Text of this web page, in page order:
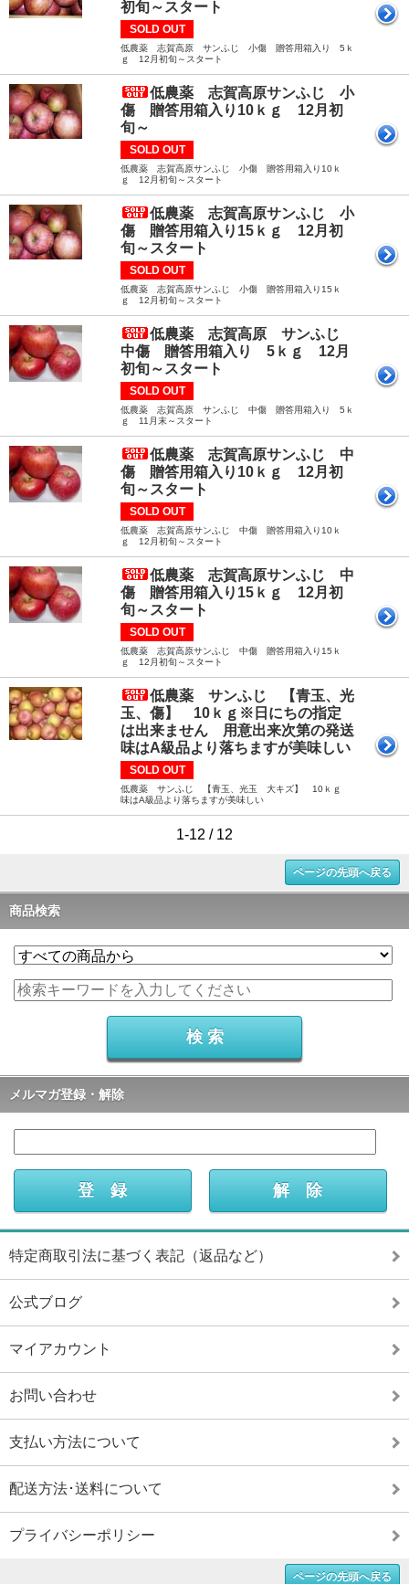
初旬～スタート
SOLD OUT
低農薬 志賀高原 サンふじ 小傷 贈答用箱入り 5ｋ
ｇ 12月初旬～スタート
低農薬 志賀高原サンふじ 小
傷 贈答用箱入り10ｋｇ 12月初
旬～
SOLD OUT
低農薬 志賀高原サンふじ 小傷 贈答用箱入り10ｋ
ｇ 12月初旬～スタート
低農薬 志賀高原サンふじ 小
傷 贈答用箱入り15ｋｇ 12月初
旬～スタート
SOLD OUT
低農薬 志賀高原サンふじ 小傷 贈答用箱入り15ｋ
ｇ 12月初旬～スタート
低農薬 志賀高原 サンふじ
中傷 贈答用箱入り 5ｋｇ 12月
初旬～スタート
SOLD OUT
低農薬 志賀高原 サンふじ 中傷 贈答用箱入り 5ｋ
ｇ 11月末～スタート
低農薬 志賀高原サンふじ 中
傷 贈答用箱入り10ｋｇ 12月初
旬～スタート
SOLD OUT
低農薬 志賀高原サンふじ 中傷 贈答用箱入り10ｋ
ｇ 12月初旬～スタート
低農薬 志賀高原サンふじ 中
傷 贈答用箱入り15ｋｇ 12月初
旬～スタート
SOLD OUT
低農薬 志賀高原サンふじ 中傷 贈答用箱入り15ｋ
ｇ 12月初旬～スタート
低農薬 サンふじ 【青玉、光
玉、傷】 10ｋｇ※日にちの指定
は出来ません 用意出来次第の発送
味はA級品より落ちますが美味しい
SOLD OUT
低農薬 サンふじ 【青玉、光玉 大キズ】 10ｋｇ
味はA級品より落ちますが美味しい
1-12 / 12
ページの先頭へ戻る
商品検索
メルマガ登録・解除
特定商取引法に基づく表記（返品など）
公式ブログ
マイアカウント
お問い合わせ
支払い方法について
配送方法･送料について
プライバシーポリシー
ページの先頭へ戻る